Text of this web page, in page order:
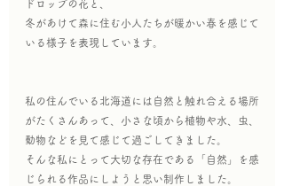
ドロップの花と、
冬があけて森に住む小人たちが暖かい春を感じて
いる様子を表現しています。
私の住んでいる北海道には自然と触れ合える場所
がたくさんあって、小さな頃から植物や水、虫、
動物などを見て感じて過ごしてきました。
そんな私にとって大切な存在である「自然」を感
じられる作品にしようと思い制作しました。